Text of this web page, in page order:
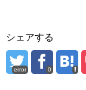
シェアする
error 0